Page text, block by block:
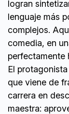
logran
lenguaje más
complejos.
comedia, en
perfectamente
El
que viene de
carrera en
maestra: